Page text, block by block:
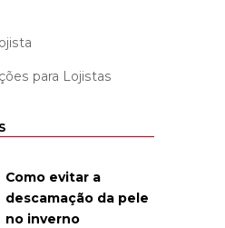
para Lojistas
Como evitar a
descamação da pele
no inverno